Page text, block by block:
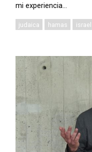
mi experiencia...
judaica hamas israel